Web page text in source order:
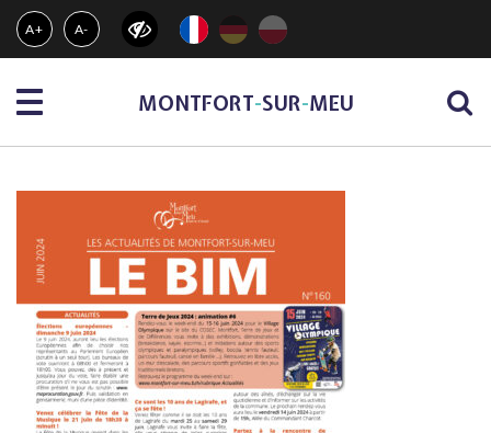
Gestion des traceurs
A+ A-
Menu MONTFORT-SUR-MEU